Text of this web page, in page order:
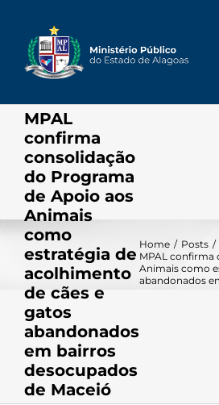
content
MPAL
confirma
consolidação
do Programa
de Apoio aos
Animais
como
estratégia de
acolhimento
de cães e
gatos
abandonados
em bairros
desocupados
de Maceió
Home / Posts /
MPAL confirma
Animais como
abandonados